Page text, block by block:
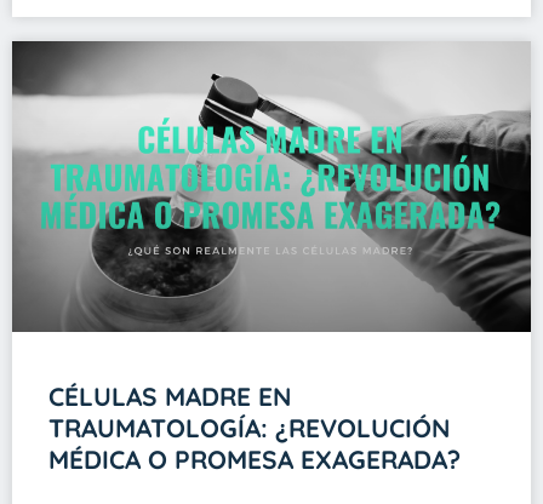
CÉLULAS MADRE EN
TRAUMATOLOGÍA: ¿REVOLUCIÓN
MÉDICA O PROMESA EXAGERADA?